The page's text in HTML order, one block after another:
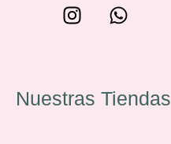
e
p
I
a
g
W
s
a
Nuestras Tiendas